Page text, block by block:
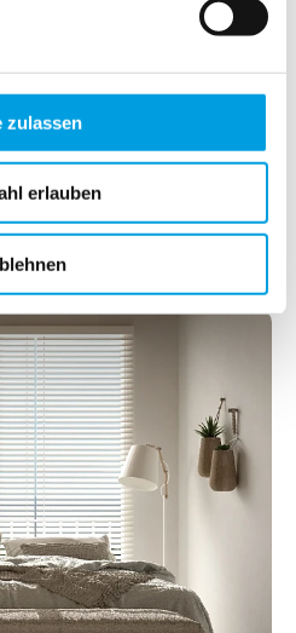
zulassen
erlauben
und Wendestab